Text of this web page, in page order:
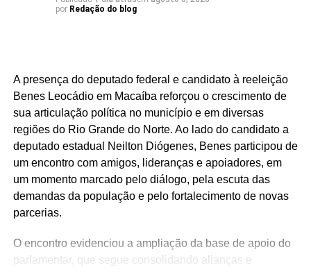
resultados.
com o povo potiguar. Os números apresentados não são
apenas estatísticas: representam segurança fortalecida,
cultura valorizada, entidades beneficiadas, municípios
atendidos e uma atuação parlamentar que alcança quem
mais precisa.
São centenas de requerimentos, dezenas de patrimônios
culturais reconhecidos, organizações apoiadas e
investimentos que chegam aos municípios por meio de
emendas parlamentares. Um trabalho que demonstra que
fazer política é transformar demandas em soluções.
por Redação do blog
A presença do deputado federal e candidato à reeleição
Benes Leocádio em Macaíba reforçou o crescimento de
sua articulação política no município e em diversas
regiões do Rio Grande do Norte. Ao lado do candidato a
deputado estadual Neilton Diógenes, Benes participou de
um encontro com amigos, lideranças e apoiadores, em
um momento marcado pelo diálogo, pela escuta das
demandas da população e pelo fortalecimento de novas
parcerias.
O encontro evidenciou a ampliação da base de apoio do
parlamentar, que segue consolidando alianças e